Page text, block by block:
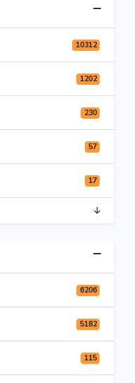
10312
1202
230
57
17
6206
5182
115